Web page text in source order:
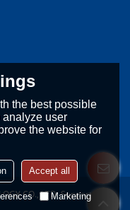
CO., LTD.Support By
the best possible
user
the website for
Accept all
Marketing